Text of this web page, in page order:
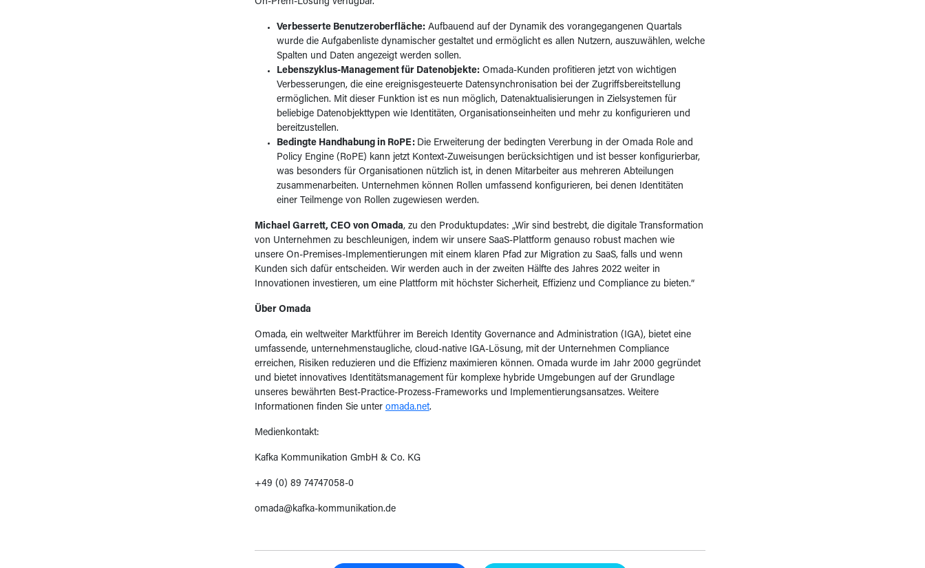
On-Prem-Lösung verfügbar.
Verbesserte Benutzeroberfläche:Aufbauend auf der Dynamik des vorangegangenen Quartals
wurde die Aufgabenliste dynamischer gestaltet und ermöglicht es allen Nutzern, auszuwählen, welche
Spalten und Daten angezeigt werden sollen.
Lebenszyklus-Management für Datenobjekte:Omada-Kunden profitieren jetzt von wichtigen
Verbesserungen, die eine ereignisgesteuerte Datensynchronisation bei der Zugriffsbereitstellung
ermöglichen. Mit dieser Funktion ist es nun möglich, Datenaktualisierungen in Zielsystemen für
beliebige Datenobjekttypen wie Identitäten, Organisationseinheiten und mehr zu konfigurieren und
bereitzustellen.
Bedingte Handhabung in RoPE: Die Erweiterung der bedingten Vererbung in der Omada Role and
Policy Engine (RoPE) kann jetzt Kontext-Zuweisungen berücksichtigen und ist besser konfigurierbar,
was besonders für Organisationen nützlich ist, in denen Mitarbeiter aus mehreren Abteilungen
zusammenarbeiten. Unternehmen können Rollen umfassend konfigurieren, bei denen Identitäten
einer Teilmenge von Rollen zugewiesen werden.
Michael Garrett, CEO von Omada, zu den Produktupdates: „Wir sind bestrebt, die digitale Transformation
von Unternehmen zu beschleunigen, indem wir unsere SaaS-Plattform genauso robust machen wie
unsere On-Premises-Implementierungen mit einem klaren Pfad zur Migration zu SaaS, falls und wenn
Kunden sich dafür entscheiden. Wir werden auch in der zweiten Hälfte des Jahres 2022 weiter in
Innovationen investieren, um eine Plattform mit höchster Sicherheit, Effizienz und Compliance zu bieten.“
Über Omada
Omada, ein weltweiter Marktführer im Bereich Identity Governance and Administration (IGA), bietet eine
umfassende, unternehmenstaugliche, cloud-native IGA-Lösung, mit der Unternehmen Compliance
erreichen, Risiken reduzieren und die Effizienz maximieren können. Omada wurde im Jahr 2000 gegründet
und bietet innovatives Identitätsmanagement für komplexe hybride Umgebungen auf der Grundlage
unseres bewährten Best-Practice-Prozess-Frameworks und Implementierungsansatzes. Weitere
Informationen finden Sie unter omada.net.
Medienkontakt:
Kafka Kommunikation GmbH & Co. KG
+49 (0) 89 74747058-0
omada@kafka-kommunikation.de